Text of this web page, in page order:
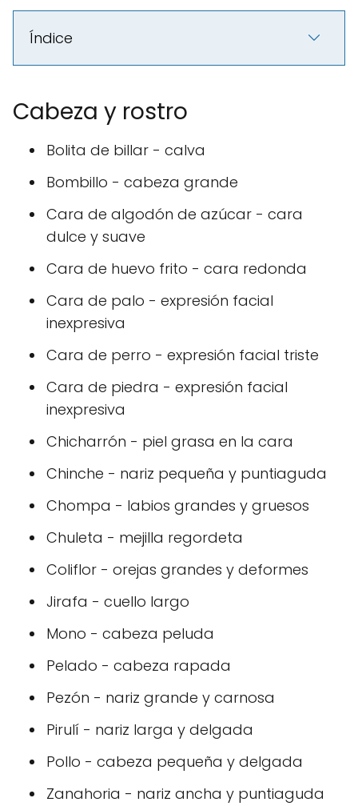
Índice
Cabeza y rostro
Bolita de billar - calva
Bombillo - cabeza grande
Cara de algodón de azúcar - cara
dulce y suave
Cara de huevo frito - cara redonda
Cara de palo - expresión facial
inexpresiva
Cara de perro - expresión facial triste
Cara de piedra - expresión facial
inexpresiva
Chicharrón - piel grasa en la cara
Chinche - nariz pequeña y puntiaguda
Chompa - labios grandes y gruesos
Chuleta - mejilla regordeta
Coliflor - orejas grandes y deformes
Jirafa - cuello largo
Mono - cabeza peluda
Pelado - cabeza rapada
Pezón - nariz grande y carnosa
Pirulí - nariz larga y delgada
Pollo - cabeza pequeña y delgada
Zanahoria - nariz ancha y puntiaguda